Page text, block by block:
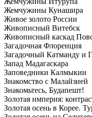
Жемчужины Кунашира
Живое золото России
Живописный Витебск
Живописный каскад
Загадочная Флоренция
Загадочный Катманду и
Запад Мадагаскара
Заповедники Калмыкии
Знакомство с Малайзией
Знакомьтесь, Будапешт!
Золотая империя:
Золотая осень в Корее.